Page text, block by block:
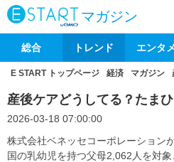
マガジン
総合 トレンド エンタメ
E START トップページ 経済 マガジン
産後ケアどうしてる？たま
2026-03-18 07:00:00
株式会社ベネッセコーポレーション
国の乳幼児を持つ父母2,062人を対